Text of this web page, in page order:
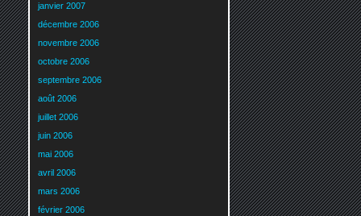
janvier 2007
décembre 2006
novembre 2006
octobre 2006
septembre 2006
août 2006
juillet 2006
juin 2006
mai 2006
avril 2006
mars 2006
février 2006